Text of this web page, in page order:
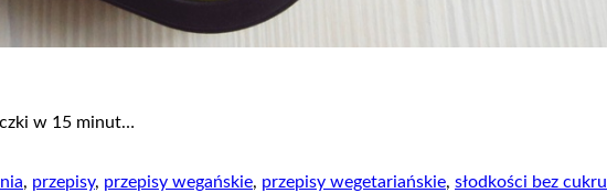
w 15 minut…
, przepisy, przepisy wegańskie, przepisy wegetariańskie, słodkości bez cukru